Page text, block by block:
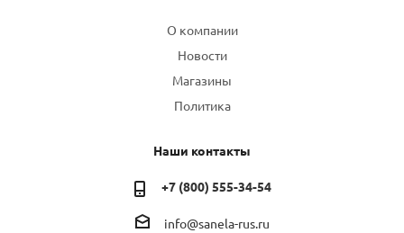
О компании
Новости
Магазины
Политика
Наши контакты
+7 (800) 555-34-54
info@sanela-rus.ru